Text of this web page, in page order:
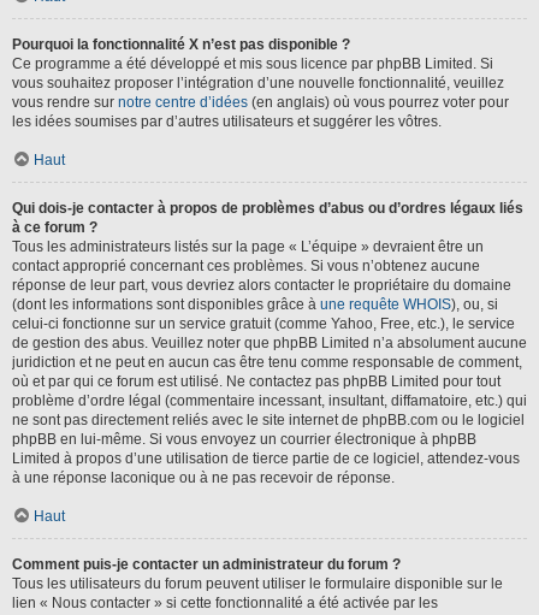
Pourquoi la fonctionnalité X n’est pas disponible ?
Ce programme a été développé et mis sous licence par phpBB Limited. Si
vous souhaitez proposer l’intégration d’une nouvelle fonctionnalité, veuillez
vous rendre sur notre centre d’idées (en anglais) où vous pourrez voter pour
les idées soumises par d’autres utilisateurs et suggérer les vôtres.
Haut
Qui dois-je contacter à propos de problèmes d’abus ou d’ordres légaux liés
à ce forum ?
Tous les administrateurs listés sur la page « L’équipe » devraient être un
contact approprié concernant ces problèmes. Si vous n’obtenez aucune
réponse de leur part, vous devriez alors contacter le propriétaire du domaine
(dont les informations sont disponibles grâce à une requête WHOIS), ou, si
celui-ci fonctionne sur un service gratuit (comme Yahoo, Free, etc.), le service
de gestion des abus. Veuillez noter que phpBB Limited n’a absolument aucune
juridiction et ne peut en aucun cas être tenu comme responsable de comment,
où et par qui ce forum est utilisé. Ne contactez pas phpBB Limited pour tout
problème d’ordre légal (commentaire incessant, insultant, diffamatoire, etc.) qui
ne sont pas directement reliés avec le site internet de phpBB.com ou le logiciel
phpBB en lui-même. Si vous envoyez un courrier électronique à phpBB
Limited à propos d’une utilisation de tierce partie de ce logiciel, attendez-vous
à une réponse laconique ou à ne pas recevoir de réponse.
Haut
Comment puis-je contacter un administrateur du forum ?
Tous les utilisateurs du forum peuvent utiliser le formulaire disponible sur le
lien « Nous contacter » si cette fonctionnalité a été activée par les